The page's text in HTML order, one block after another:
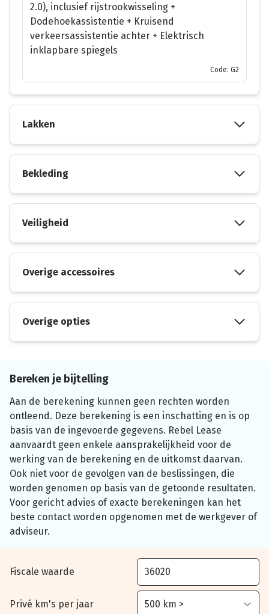
2.0), inclusief rijstrookwisseling +
Dodehoekassistentie + Kruisend
verkeersassistentie achter + Elektrisch
inklapbare spiegels
Code: G2
Lakken
Bekleding
Veiligheid
Overige accessoires
Overige opties
Bereken je bijtelling
Aan de berekening kunnen geen rechten worden
ontleend. Deze berekening is een inschatting en is op
basis van de ingevoerde gegevens. Rebel Lease
aanvaardt geen enkele aansprakelijkheid voor de
werking van de berekening en de uitkomst daarvan.
Ook niet voor de gevolgen van de beslissingen, die
worden genomen op basis van de getoonde resultaten.
Voor gericht advies of exacte berekeningen kan het
beste contact worden opgenomen met de werkgever of
adviseur.
Fiscale waarde
Privé km's per jaar